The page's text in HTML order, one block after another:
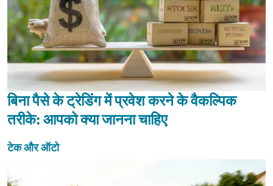
बिना पैसे के ट्रेडिंग में प्रवेश करने के वैकल्पिक
तरीके: आपको क्या जानना चाहिए
टेक और ऑटो